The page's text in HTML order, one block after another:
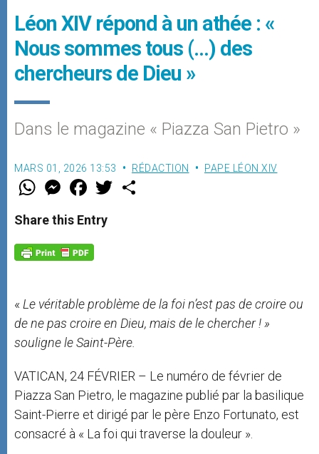
Léon XIV répond à un athée : «
Nous sommes tous (…) des
chercheurs de Dieu »
Dans le magazine « Piazza San Pietro »
MARS 01, 2026 13:53 RÉDACTION PAPE LÉON XIV
W
t
s
p
p
M
e
s
e
g
e
F
a
e
b
o
k
w
Share this Entry
« Le véritableproblèmede la foin’estpas decroireou
dene pas croireen Dieu, mais de le chercher ! »
souligne le Saint-Père.
VATICAN, 24 FÉVRIER – Le numéro de février de
Piazza San Pietro, le magazine publié par la basilique
Saint-Pierre et dirigé par le père Enzo Fortunato, est
consacré à « La foi qui traverse la douleur ».